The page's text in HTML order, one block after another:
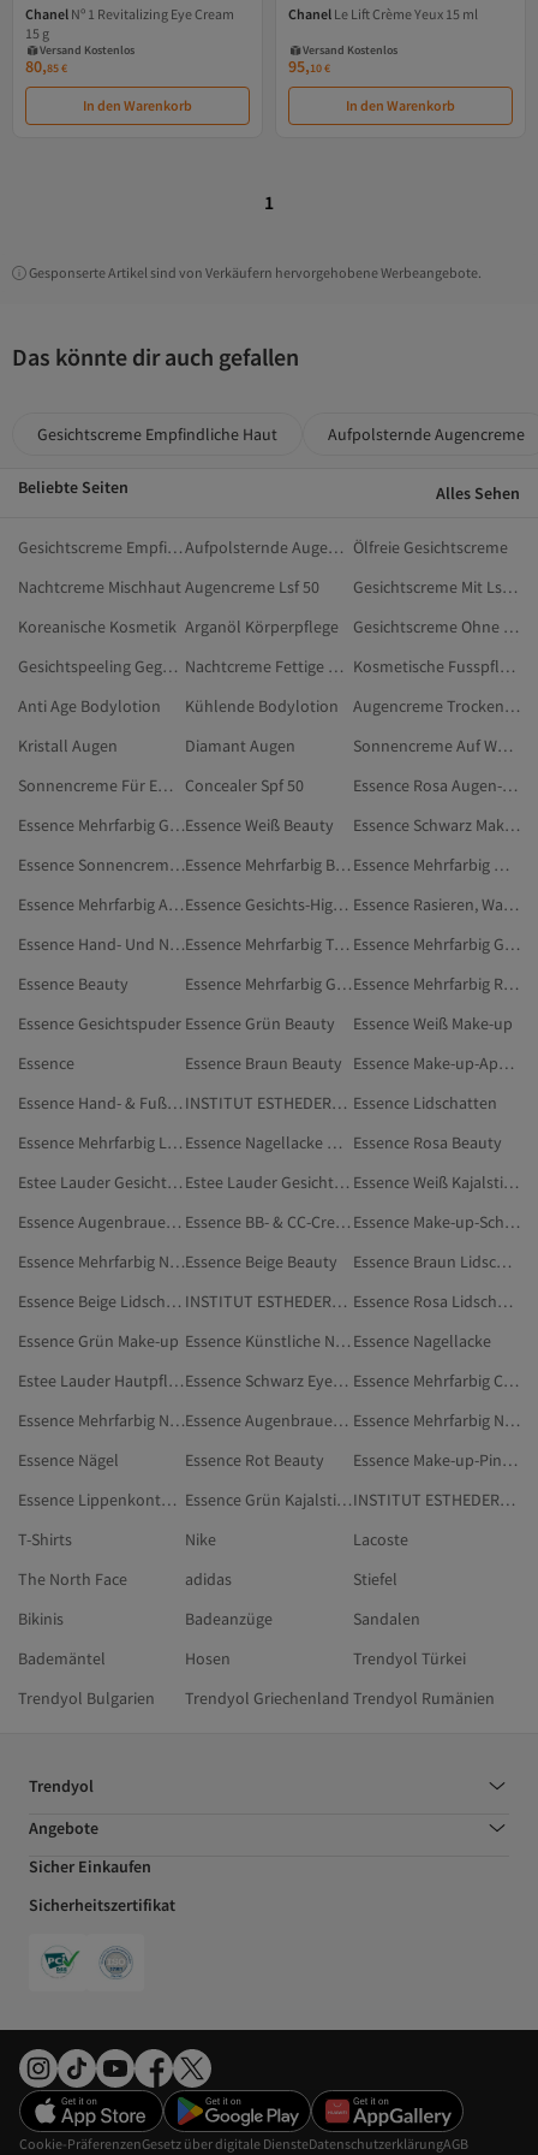
Chanel Nº 1 Revitalizing Eye Cream
15 g
Versand Kostenlos
Gratis Versand
Versand Kostenlos
80,85€
In den Warenkorb
Chanel Le Lift Crème Yeux 15 ml
Versand Kostenlos
Versand Kostenlos
95,10€
In den Warenkorb
1
Gesponserte Artikel sind von Verkäufern hervorgehobene Werbeangebote.
Das könnte dir auch gefallen
Gesichtscreme Empfindliche Haut Aufpolsternde Augencreme
Beliebte Seiten Alles Sehen
Gesichtscreme Empfindliche Haut Aufpolsternde Augencreme Ölfreie Gesichtscreme
Nachtcreme Mischhaut Augencreme Lsf 50
Gesichtscreme Mit Lsf 30
Koreanische Kosmetik Arganöl Körperpflege
Gesichtscreme Ohne Alkohol
Gesichtspeeling Gegen Mitesser
Nachtcreme Fettige Haut
Kosmetische Fusspflege
Anti Age Bodylotion
Kühlende Bodylotion
Augencreme Trockene Haut
Kristall Augen
Diamant Augen
Sonnencreme Auf Wasserbasis
Sonnencreme Für Empfindliche Haut
Concealer Spf 50
Essence Rosa Augen-Make-up
Essence Mehrfarbig GesichtsprimerEssence Weiß Beauty
Essence Schwarz Make-up
Essence Sonnencremes Für Den Körper
Essence Mehrfarbig BB- & CC-Cremes
Essence Mehrfarbig Make-up
Essence Mehrfarbig Augenbrauenfarben
Essence Gesichts-Highlighter
Essence Rasieren, Wachsen, Haarentfernung
Essence Hand- Und Nagelpflege
Essence Mehrfarbig Teint-Make-up
Essence Mehrfarbig Gesichts-Highlighter
Essence Beauty
Essence Mehrfarbig Gesichtspuder
Essence Mehrfarbig Rouges
Essence Gesichtspuder Essence Grün Beauty
Essence Weiß Make-up
Essence
Essence Braun Beauty
Essence Make-up-Applikatoren
Essence Hand- & Fußpflege
INSTITUT ESTHEDERM Augenpflege Essence Lidschatten
Essence Mehrfarbig Lidschatten
Essence Nagellacke & Nagellackentferner
Essence Rosa Beauty
Estee Lauder Gesichtscremes
Estee Lauder Gesichtspflege
Essence Weiß Kajalstifte
Essence Augenbrauen-Mascaras
Essence BB- & CC-Cremes
Essence Make-up-Schwämme
Essence Mehrfarbig Nagellacke & NagellackentfernerEssence Beige Beauty
Essence Braun Lidschatten
Essence Beige Lidschatten
INSTITUT ESTHEDERM Augenbehandlungen
Essence Rosa Lidschatten
Essence Grün Make-up
Essence Künstliche Nägel & Zubehör Essence Nagellacke
Estee Lauder Hautpflege
Essence Schwarz Eyeliner
Essence Mehrfarbig Concealer & Korrektoren
Essence Mehrfarbig Nagellacke
Essence Augenbrauen-Fixierer
Essence Mehrfarbig Nägel
Essence Nägel
Essence Rot Beauty
Essence Make-up-Pinsel
Essence Lippenkonturenstifte
Essence Grün Kajalstifte
INSTITUT ESTHEDERM Gesichtsseren
T-Shirts
Nike
Lacoste
The North Face
adidas
Stiefel
Bikinis
Badeanzüge
Sandalen
Bademäntel
Hosen
Trendyol Türkei
Trendyol Bulgarien
Trendyol Griechenland Trendyol Rumänien
Trendyol
Angebote
Sicher Einkaufen
Sicherheitszertifikat
Cookie-PräferenzenGesetz über digitale DiensteDatenschutzerklärungAGB